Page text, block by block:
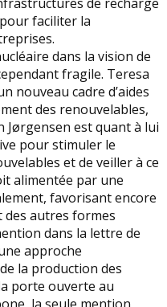
faciliter la
dans la vision de
fragile. Teresa
nouveau cadre d’aides
des renouvelables,
Jørgensen est quant à lui
pour stimuler le
et de veiller à ce
alimentée par une
favorisant encore
des autres formes
dans la lettre de
approche
la production des
porte ouverte au